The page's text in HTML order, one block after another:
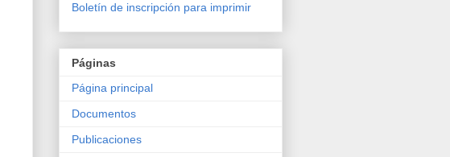
Boletín de inscripción para imprimir
Páginas
Página principal
Documentos
Publicaciones